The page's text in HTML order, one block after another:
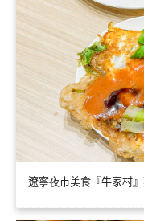
遼寧夜市美食『牛家村